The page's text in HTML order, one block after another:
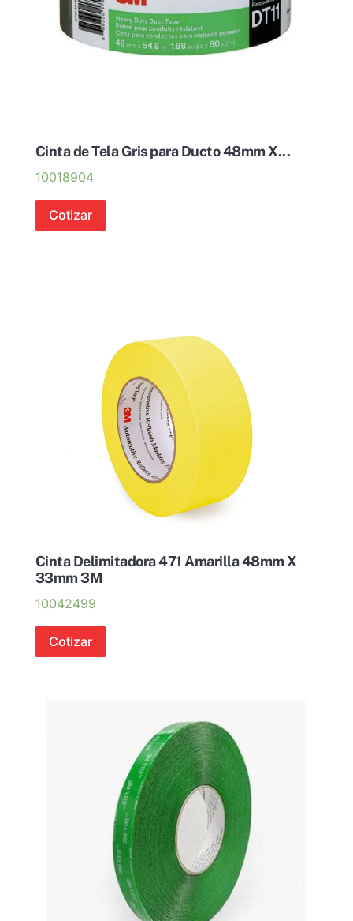
Cinta de Tela Gris para Ducto 48mm X...
10018904
Cotizar
Cinta Delimitadora 471 Amarilla 48mm X
33mm 3M
10042499
Cotizar